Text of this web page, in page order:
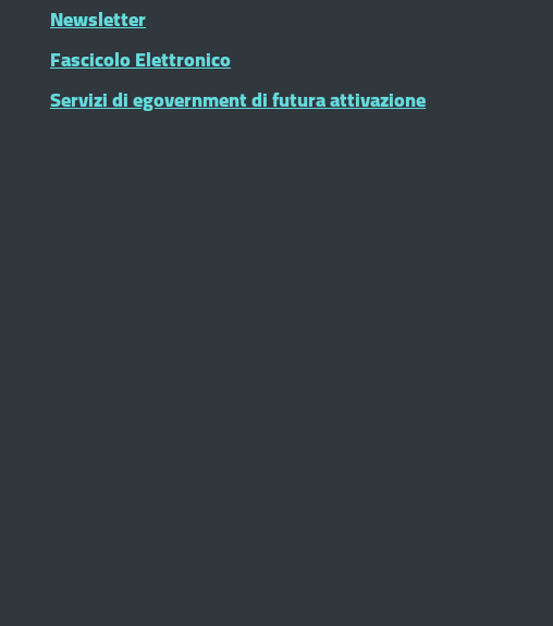
Newsletter
Fascicolo Elettronico
Servizi di egovernment di futura attivazione